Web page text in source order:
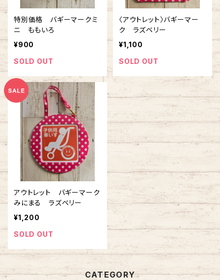
特別価格 バギーマークミ
ニ ももいろ
¥900
SOLD OUT
〈アウトレット〉バギーマー
ク ラズベリー
¥1,100
SOLD OUT
アウトレット バギーマーク
みにまる ラズベリー
¥1,200
SOLD OUT
CATEGORY